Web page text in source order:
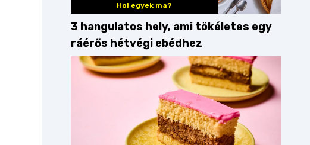
Hol egyek ma?
3 hangulatos hely, ami tökéletes egy
ráérős hétvégi ebédhez